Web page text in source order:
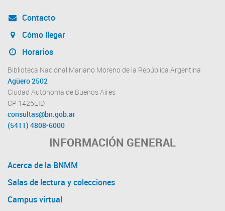
Contacto
Cómo llegar
Horarios
Biblioteca Nacional Mariano Moreno de la República Argentina
Agüero 2502
Ciudad Autónoma de Buenos Aires
CP 1425EID
consultas@bn.gob.ar
(5411) 4808-6000
INFORMACIÓN GENERAL
Acerca de la BNMM
Salas de lectura y colecciones
Campus virtual